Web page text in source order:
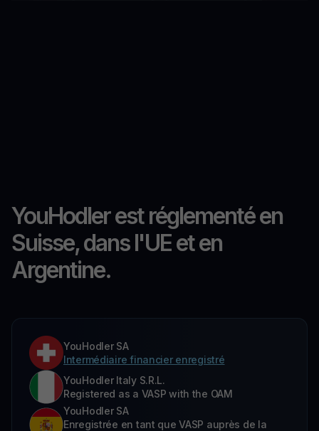
YouHodler est réglementé en
Suisse, dans l'UE et en
Argentine.
YouHodler SA
Intermédiaire financier enregistré
YouHodler Italy S.R.L.
Registered as a VASP with the OAM
YouHodler SA
Enregistrée en tant que VASP auprès de la